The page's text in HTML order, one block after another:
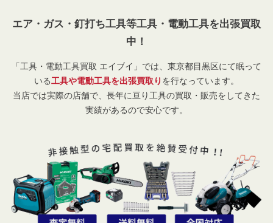
エア・ガス・釘打ち工具等工具・電動工具を出張買取
中！
「工具・電動工具買取 エイブイ」では、東京都目黒区にて眠って
いる工具や電動工具を出張買取り を行なっています。
当店では実際の店舗で、長年に亘り工具の買取・販売をしてきた
実績があるので安心です。